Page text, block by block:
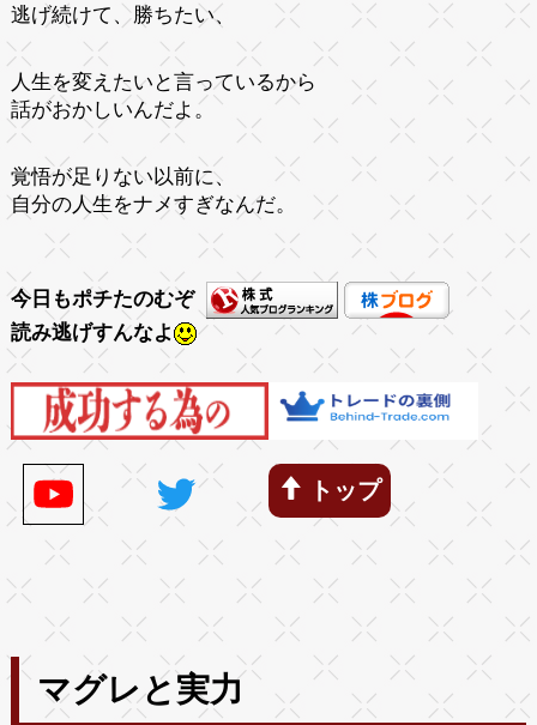
逃げ続けて、勝ちたい、
人生を変えたいと言っているから
話がおかしいんだよ。
覚悟が足りない以前に、
自分の人生をナメすぎなんだ。
今日もポチたのむぞ
読み逃げすんなよ
トップ
マグレと実力